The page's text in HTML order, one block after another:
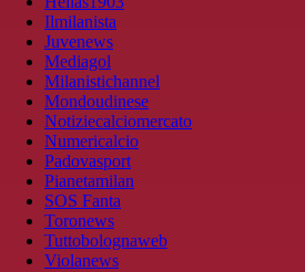
Ilmilanista
Juvenews
Mediagol
Milanistichannel
Mondoudinese
Notiziecalciomercato
Numericalcio
Padovasport
Pianetamilan
SOS Fanta
Toronews
Tuttobolognaweb
Violanews